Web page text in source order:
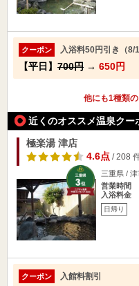
クーポン 入浴料50円引き（8/
【平日】 700円 → 650円
他にも1種類
近くのオススメ温泉クー
極楽湯 津店
4.6点/ 208
三重県 / 津
営業時間
入浴料金
日帰り
クーポン 入館料割引